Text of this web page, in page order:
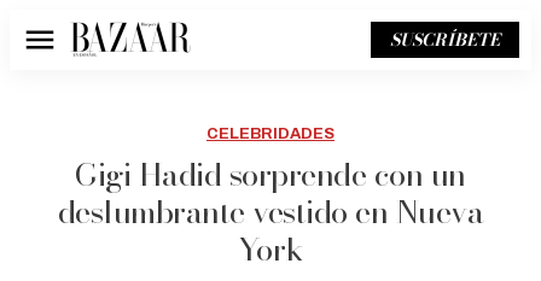
Menú SUSCRÍBETE
CELEBRIDADES
Gigi Hadid sorprende con un
deslumbrante vestido en Nueva
York